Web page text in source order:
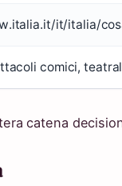
it/italia/
comici,
catena